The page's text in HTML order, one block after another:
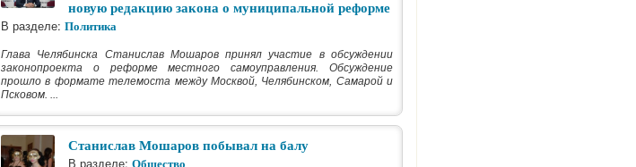
новую редакцию закона о муниципальной реформе
В разделе: Политика
Глава Челябинска Станислав Мошаров принял участие в обсуждении
законопроекта о реформе местного самоуправления. Обсуждение
прошло в формате телемоста между Москвой, Челябинском, Самарой и
Псковом. ...
Станислав Мошаров побывал на балу
В разделе: Общество